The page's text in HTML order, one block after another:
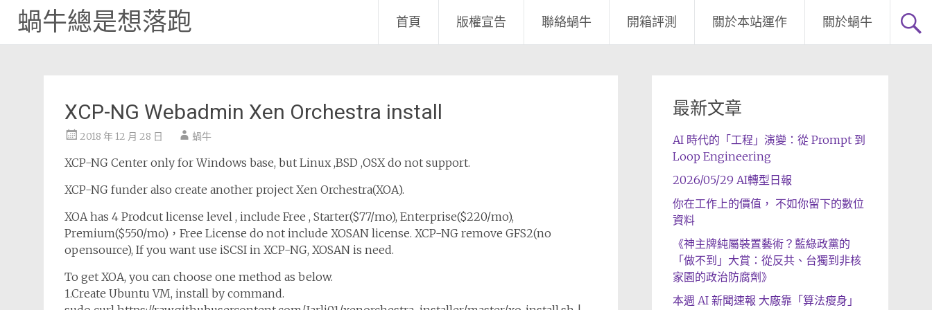
蝸牛總是想落跑 首頁 版權宣告 聯絡蝸牛 開箱評測 關於本站運作 關於蝸牛
XCP-NG Webadmin Xen Orchestra install
2018 年 12 月 28 日 蝸牛
XCP-NG Center only for Windows base, but Linux ,BSD ,OSX do not support.
XCP-NG funder also create another project Xen Orchestra(XOA).
XOA has 4 Prodcut license level , include Free , Starter($77/mo), Enterprise($220/mo),
Premium($550/mo)，Free License do not include XOSAN license. XCP-NG remove GFS2(no
opensource), If you want use iSCSI in XCP-NG, XOSAN is need.
To get XOA, you can choose one method as below.
1.Create Ubuntu VM, install by command.
最新文章
AI 時代的「工程」演變：從 Prompt 到
Loop Engineering
2026/05/29 AI轉型日報
你在工作上的價值， 不如你留下的數位
資料
《神主牌純屬裝置藝術？藍綠政黨的
「做不到」大賞：從反共、台獨到非核
家園的政治防腐劑》
本週 AI 新聞速報 大廠靠「算法瘦身」